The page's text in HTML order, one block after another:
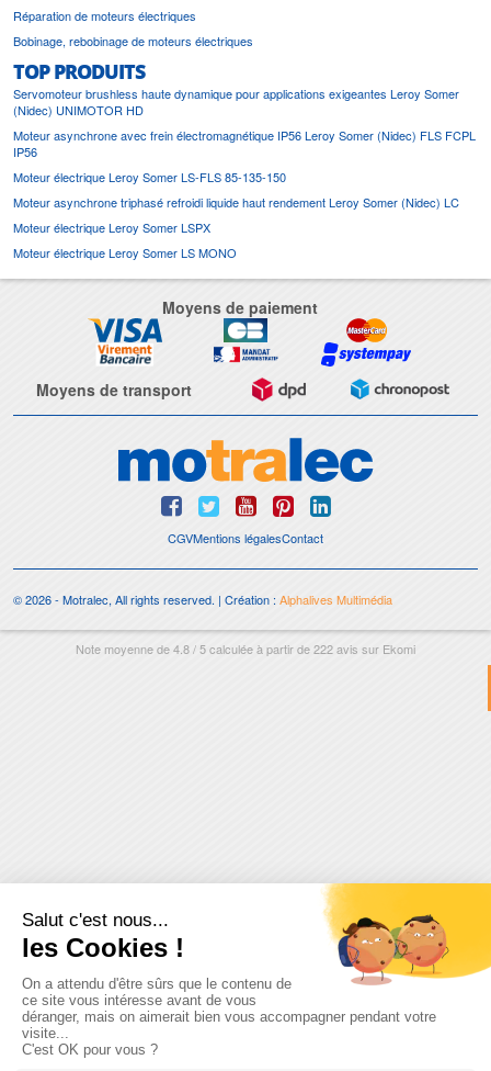
Réparation de moteurs électriques
Bobinage, rebobinage de moteurs électriques
TOP PRODUITS
Servomoteur brushless haute dynamique pour applications exigeantes Leroy Somer
(Nidec) UNIMOTOR HD
Moteur asynchrone avec frein électromagnétique IP56 Leroy Somer (Nidec) FLS FCPL
IP56
Moteur électrique Leroy Somer LS-FLS 85-135-150
Moteur asynchrone triphasé refroidi liquide haut rendement Leroy Somer (Nidec) LC
Moteur électrique Leroy Somer LSPX
Moteur électrique Leroy Somer LS MONO
Moyens de paiement
Moyens de transport
CGVMentions légalesContact
© 2026 - Motralec, All rights reserved. | Création : Alphalives Multimédia
Note moyenne de4.8/5calculée à partir de222avis sur Ekomi